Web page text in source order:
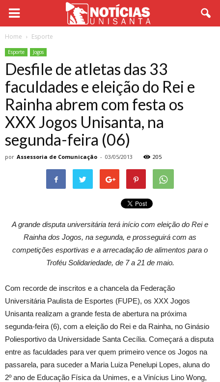
Home Esporte
Esporte Jogos
Desfile de atletas das 33
faculdades e eleição do Rei e
Rainha abrem com festa os
XXX Jogos Unisanta, na
segunda-feira (06)
por Assessoria de Comunicação - 03/05/2013 205
A grande disputa universitária terá início com eleição do Rei e
Rainha dos Jogos, na segunda, e prosseguirá com as
competições esportivas e a arrecadação de alimentos para o
Troféu Solidariedade, de 7 a 21 de maio.
Com recorde de inscritos e a chancela da Federação
Universitária Paulista de Esportes (FUPE), os XXX Jogos
Unisanta realizam a grande festa de abertura na próxima
segunda-feira (6), com a eleição do Rei e da Rainha, no Ginásio
Poliesportivo da Universidade Santa Cecília. Começará a disputa
entre as faculdades para ver quem primeiro vence os Jogos na
passarela, para suceder a Maria Luiza Penelupi Lopes, aluna do
2º ano de Educação Física da Unimes, e a Vinícius Lino Wong,